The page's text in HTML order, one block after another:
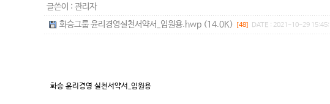
글쓴이 : 관리자
화승그룹 윤리경영실천서약서_임원용.hwp (14.0K)
[48] DATE : 2021-10-29
화승 윤리경영 실천서약서_임원용